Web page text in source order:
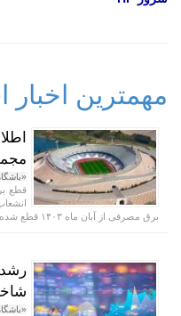
مهمترین اخبار
قطع
برق مصرفی از آبان ماه ۱۴۰۳ قطع شده است.